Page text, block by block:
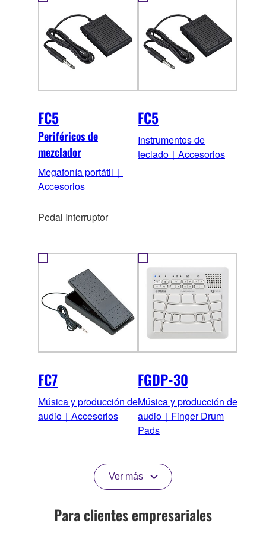
FC5
Periféricos de
mezclador
Megafonía portátil｜
Accesorios
Pedal Interruptor
FC5
Instrumentos de
teclado｜Accesorios
FC7
Música y producción de
audio｜Accesorios
FGDP-30
Música y producción de
audio｜Finger Drum
Pads
Ver más
Para clientes empresariales